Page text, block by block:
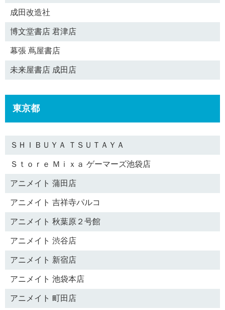
成田改造社
博文堂書店 君津店
幕張 蔦屋書店
未来屋書店 成田店
東京都
ＳＨＩＢＵＹＡ ＴＳＵＴＡＹＡ
Ｓｔｏｒｅ Ｍｉｘａ ゲーマーズ池袋店
アニメイト 蒲田店
アニメイト 吉祥寺パルコ
アニメイト 秋葉原２号館
アニメイト 渋谷店
アニメイト 新宿店
アニメイト 池袋本店
アニメイト 町田店